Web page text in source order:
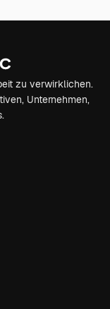
zu verwirklichen.
Unternehmen,